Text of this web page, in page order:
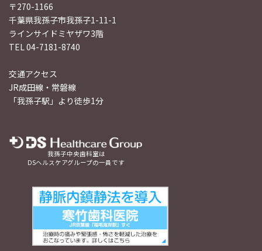
〒270-1166
千葉県我孫子市我孫子1-11-1
ラインサイドミヤザワ3階
TEL 04-7181-8740
交通アクセス
JR成田線・常磐線
「我孫子駅」より徒歩1分
我孫子中央歯科室は
DSヘルスケアグループの一員です